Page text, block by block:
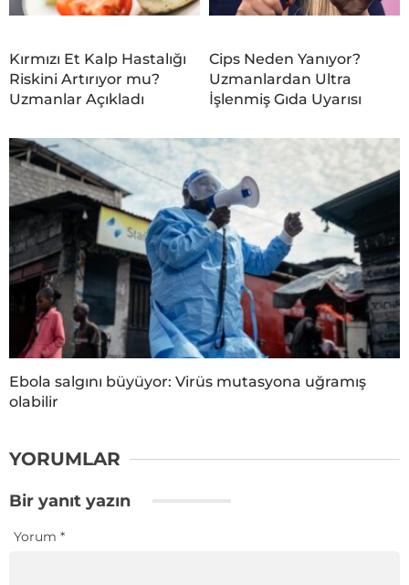
Kırmızı Et Kalp Hastalığı
Riskini Artırıyor mu?
Uzmanlar Açıkladı
Cips Neden Yanıyor?
Uzmanlardan Ultra
İşlenmiş Gıda Uyarısı
Ebola salgını büyüyor: Virüs mutasyona uğramış
olabilir
YORUMLAR
Bir yanıt yazın
Yorum *